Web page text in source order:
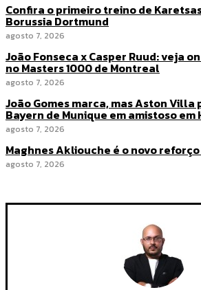
Confira o primeiro treino de
Borussia Dortmund
agosto 7, 2026
João Fonseca x Casper Ruud: veja
no Masters 1000 de Montreal
agosto 7, 2026
João Gomes marca, mas Aston Villa
Bayern de Munique em amistoso em
agosto 7, 2026
Maghnes Akliouche é o novo reforço
agosto 7, 2026